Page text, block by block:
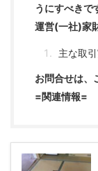
うにすべきで
運営(一社)家
主な取
お問合せは、
=関連情報=